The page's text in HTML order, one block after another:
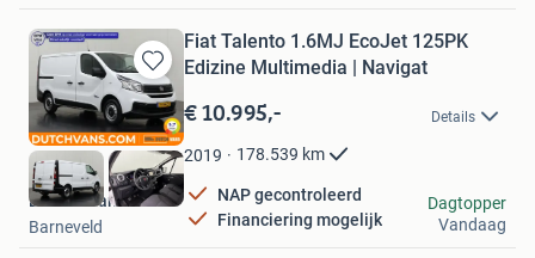
Bewaren
in
Mijn
Favorieten
Fiat Talento 1.6MJ EcoJet 125PK
Edizine Multimedia | Navigat
€ 10.995,- Details
2019 178.539 km
NAP gecontroleerd
Financiering mogelijk
DUTCH Vans
Barneveld
Dagtopper
Vandaag